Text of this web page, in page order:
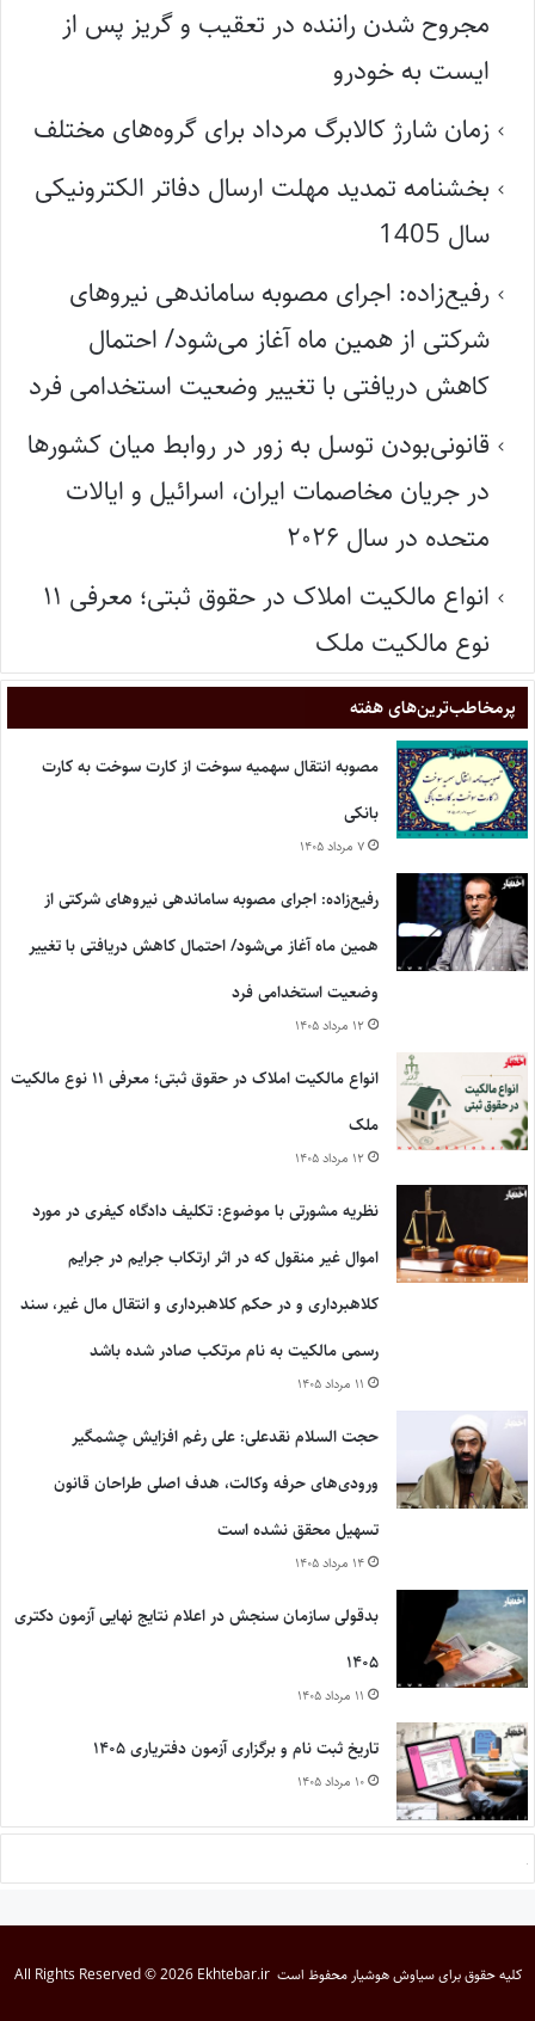
مجروح شدن راننده در تعقیب و گریز پس از
ایست به خودرو
زمان شارژ کالابرگ مرداد برای گروه‌های مختلف
بخشنامه تمدید مهلت ارسال دفاتر الکترونیکی
سال 1405
رفیع‌زاده: اجرای مصوبه ساماندهی نیروهای
شرکتی از همین ماه آغاز می‌شود/ احتمال
کاهش دریافتی با تغییر وضعیت استخدامی فرد
قانونی‌بودن توسل به زور در روابط میان کشورها
در جریان مخاصمات ایران، اسرائیل و ایالات
متحده در سال ۲۰۲۶
انواع مالکیت املاک در حقوق ثبتی؛ معرفی ۱۱
نوع مالکیت ملک
پر‌مخاطب‌ترین‌های هفته
مصوبه انتقال سهمیه سوخت از کارت سوخت به کارت
بانکی
۷ مرداد ۱۴۰۵
رفیع‌زاده: اجرای مصوبه ساماندهی نیروهای شرکتی از
همین ماه آغاز می‌شود/ احتمال کاهش دریافتی با تغییر
وضعیت استخدامی فرد
۱۲ مرداد ۱۴۰۵
انواع مالکیت املاک در حقوق ثبتی؛ معرفی ۱۱ نوع مالکیت
ملک
۱۲ مرداد ۱۴۰۵
نظریه مشورتی با موضوع: تکلیف دادگاه کیفری در مورد
اموال غیر منقول که در اثر ارتکاب جرایم در جرایم
کلاهبرداری و در حکم کلاهبرداری و انتقال مال غیر، سند
رسمی مالکیت به نام مرتکب صادر شده باشد
۱۱ مرداد ۱۴۰۵
حجت السلام نقدعلی: علی رغم افزایش چشمگیر
ورودی‌های حرفه وکالت، هدف اصلی طراحان قانون
تسهیل محقق نشده است
۱۴ مرداد ۱۴۰۵
بدقولی سازمان سنجش در اعلام نتایج نهایی آزمون دکتری
۱۴۰۵
۱۱ مرداد ۱۴۰۵
تاریخ ثبت نام و برگزاری آزمون دفتریاری ۱۴۰۵
۱۰ مرداد ۱۴۰۵
کلیه حقوق برایسیاوش هوشیار محفوظ است All Rights Reserved © 2026 Ekhtebar.ir